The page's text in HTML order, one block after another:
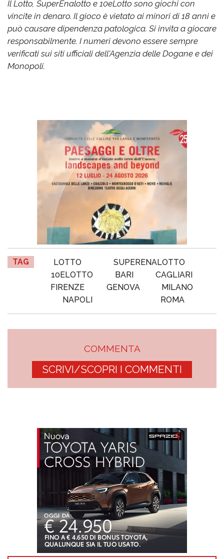
Il Lotto, SuperEnalotto e 10eLotto sono giochi con
vincite in denaro. Il gioco è vietato ai minori di 18 anni e
può causare dipendenza patologica. Si invita a giocare
responsabilmente. I numeri devono essere sempre
verificati sui siti ufficiali dell'Agenzia delle Dogane e dei
Monopoli.
TAG LOTTO
SUPERENALOTTO
10ELOTTO
BARI
CAGLIARI
FIRENZE
GENOVA
MILANO
NAPOLI
ROMA
COMMENTA
SCRIVI/SCOPRI I COMMENTI